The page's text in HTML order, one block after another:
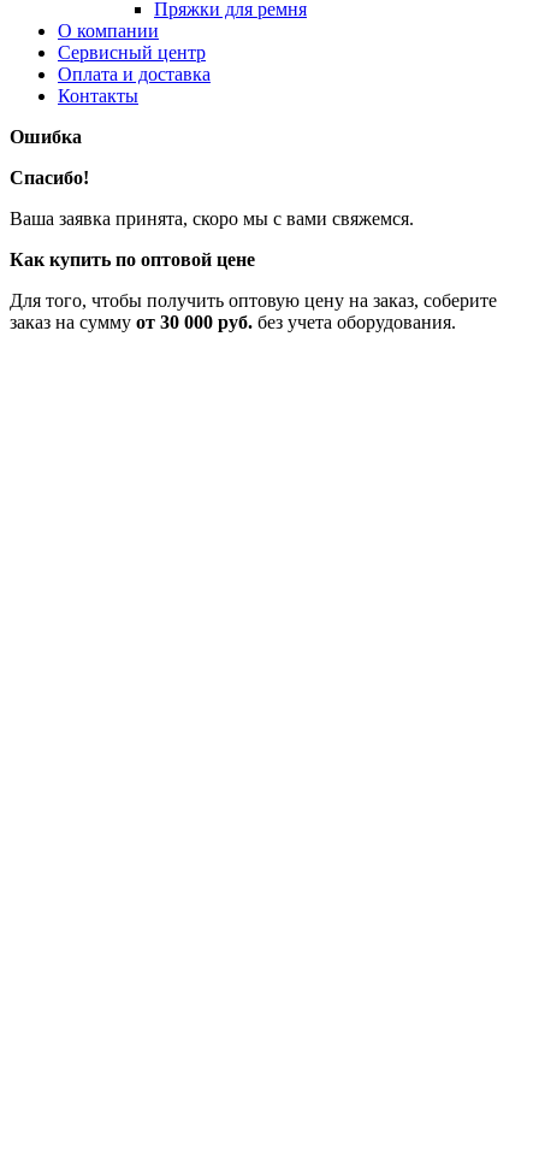
Пряжки для ремня
О компании
Сервисный центр
Оплата и доставка
Контакты
Ошибка
Спасибо!
Ваша заявка принята, скоро мы с вами свяжемся.
Как купить по оптовой цене
Для того, чтобы получить оптовую цену на заказ, соберите
заказ на сумму от 30 000 руб. без учета оборудования.